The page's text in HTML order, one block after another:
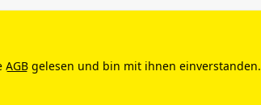
AGB gelesen und bin mit ihnen einverstanden.